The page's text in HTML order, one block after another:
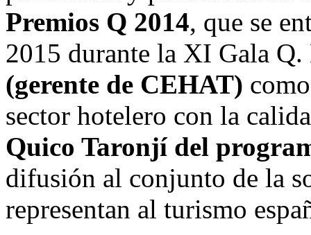
Premios Q 2014, que se
2015 durante la XI Gala
(gerente de CEHAT)
sector hotelero con la
Quico Taronjí del
difusión al conjunto de la
representan al turismo